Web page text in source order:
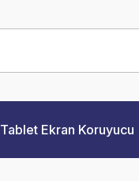
Tablet Ekran Koruyucu